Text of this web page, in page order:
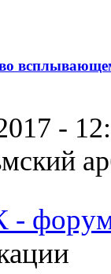
-
-
2017 -
-